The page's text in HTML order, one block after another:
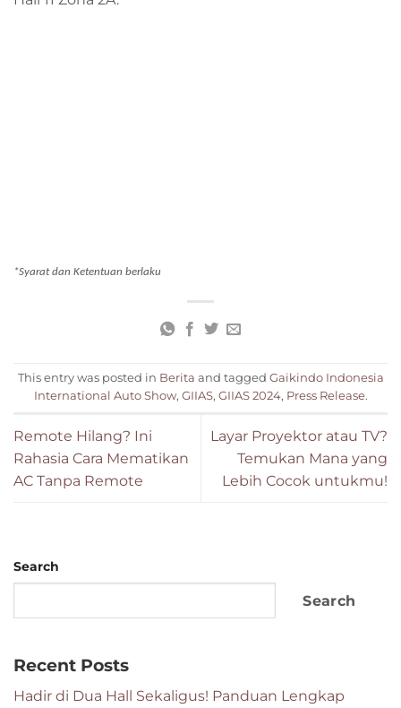
*Syarat dan Ketentuan berlaku
This entry was posted in Berita and tagged Gaikindo Indonesia
International Auto Show, GIIAS, GIIAS 2024, Press Release.
Remote Hilang? Ini
Rahasia Cara Mematikan
AC Tanpa Remote
Layar Proyektor atau TV?
Temukan Mana yang
Lebih Cocok untukmu!
Search
Search
Recent Posts
Hadir di Dua Hall Sekaligus! Panduan Lengkap